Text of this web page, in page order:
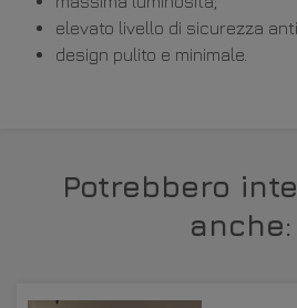
elevato livello di sicurezza
design pulito e minimale.
Potrebbero
anche: